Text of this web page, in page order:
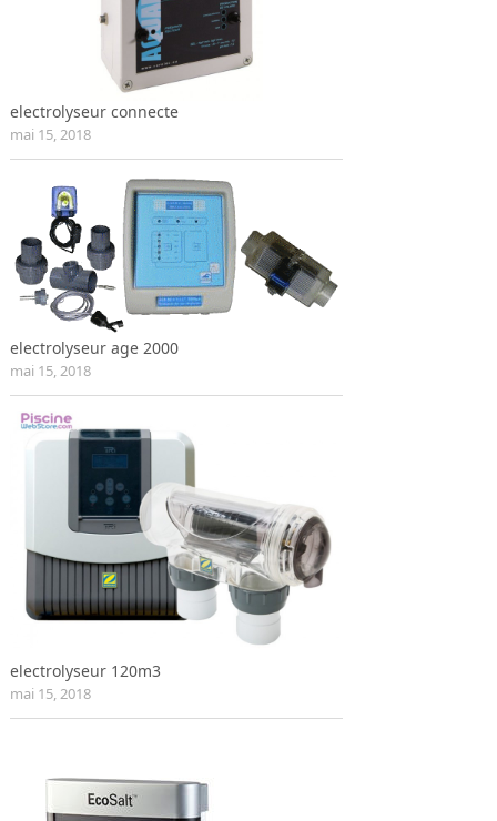
electrolyseur connecte
mai 15, 2018
electrolyseur age 2000
mai 15, 2018
electrolyseur 120m3
mai 15, 2018